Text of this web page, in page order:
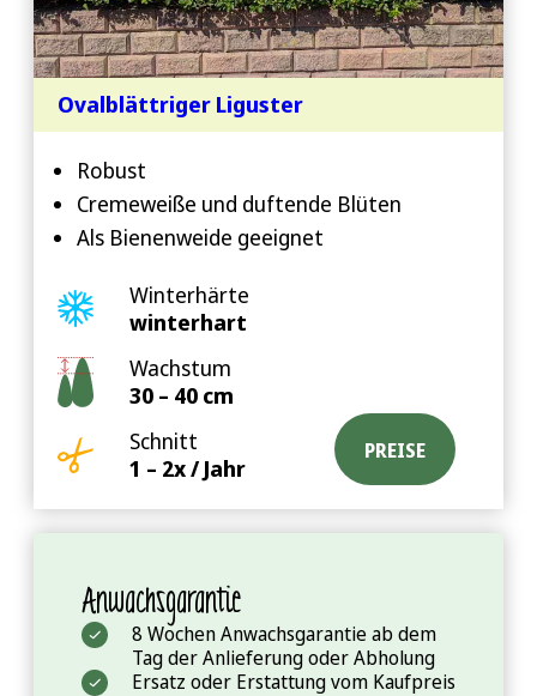
Ovalblättriger Liguster
Robust
Cremeweiße und duftende Blüten
Als Bienenweide geeignet
Winterhärte
winterhart
Wachstum
30 – 40 cm
Schnitt
1 – 2x / Jahr
PREISE
Anwachsgarantie
8 Wochen Anwachsgarantie ab dem
Tag der Anlieferung oder Abholung
Ersatz oder Erstattung vom Kaufpreis